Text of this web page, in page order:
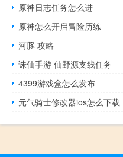
原神日志任务怎么进
原神怎么开启冒险历练
河豚 攻略
诛仙手游 仙野源支线任务
4399游戏盒怎么发布
元气骑士修改器ios怎么下载